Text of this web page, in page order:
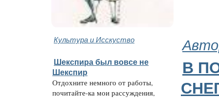
Культура и Исскуство
Шекспира был вовсе не
Шекспир
Отдохните немного от работы,
почитайте-ка мои рассуждения,
В